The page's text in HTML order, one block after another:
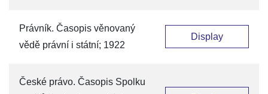
Právník. Časopis věnovaný
vědě právní i státní; 1922
Display
České právo. Časopis Spolku